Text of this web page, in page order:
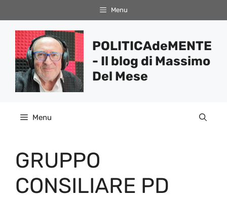
al
contenuto
Menu
POLITICAdeMENTE
- Il blog di Massimo
Del Mese
Menu
GRUPPO
CONSILIARE PD